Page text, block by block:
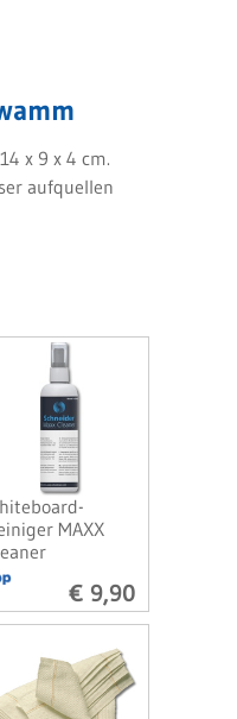
x 9 x 4 cm.
aufquellen
MAXX
€ 9,90